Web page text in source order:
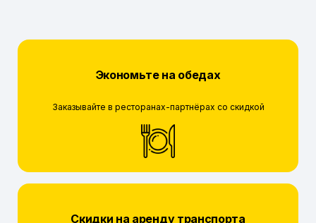
Экономьте на обедах
Заказывайте в ресторанах-партнёрах со скидкой
Скидки на аренду транспорта